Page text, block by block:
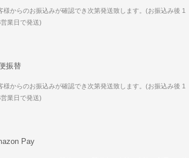
様からのお振込みが確認でき次第発送致します。(お振込み後 1
営業日で発送)
振替
様からのお振込みが確認でき次第発送致します。(お振込み後 1
営業日で発送)
Pay